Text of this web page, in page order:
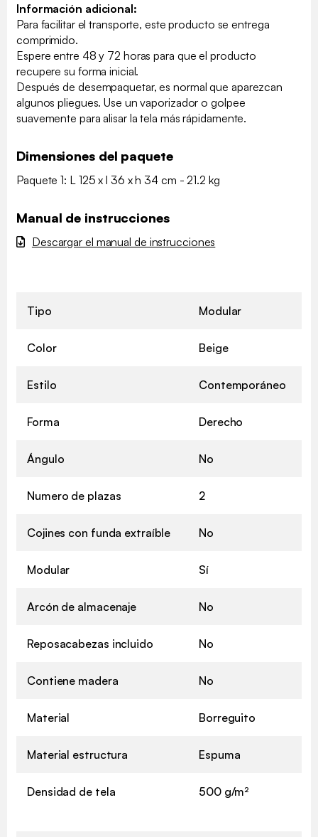
Información adicional:
Para facilitar el transporte, este producto se entrega
comprimido.
Espere entre 48 y 72 horas para que el producto
recupere su forma inicial.
Después de desempaquetar, es normal que aparezcan
algunos pliegues. Use un vaporizador o golpee
suavemente para alisar la tela más rápidamente.
Dimensiones del paquete
Paquete 1: L 125 x l 36 x h 34 cm - 21.2 kg
Manual de instrucciones
Descargar el manual de instrucciones
Tipo Modular
Color Beige
Estilo Contemporáneo
Forma Derecho
Ángulo No
Numero de plazas 2
Cojines con funda extraíble No
Modular Sí
Arcón de almacenaje No
Reposacabezas incluido No
Contiene madera No
Material Borreguito
Material estructura Espuma
Densidad de tela 500 g/m²